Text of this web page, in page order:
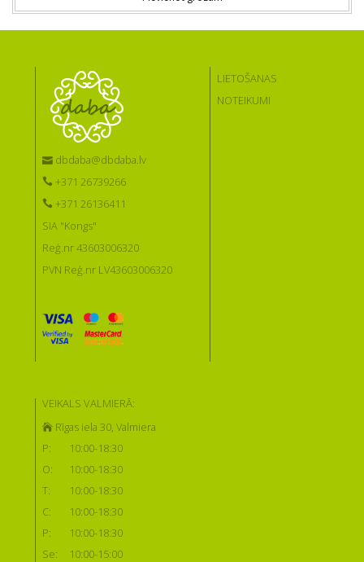
dbdaba@dbdaba.lv
+371 26739266
+371 26136411
SIA "Kongs"
Reģ.nr 43603006320
PVN Reģ.nr LV43603006320
LIETOŠANAS
NOTEIKUMI
VEIKALS VALMIERĀ:
Rīgas iela 30, Valmiera
P:
10:00-18:30
O:
10:00-18:30
T:
10:00-18:30
C:
10:00-18:30
P:
10:00-18:30
Se:
10:00-15:00